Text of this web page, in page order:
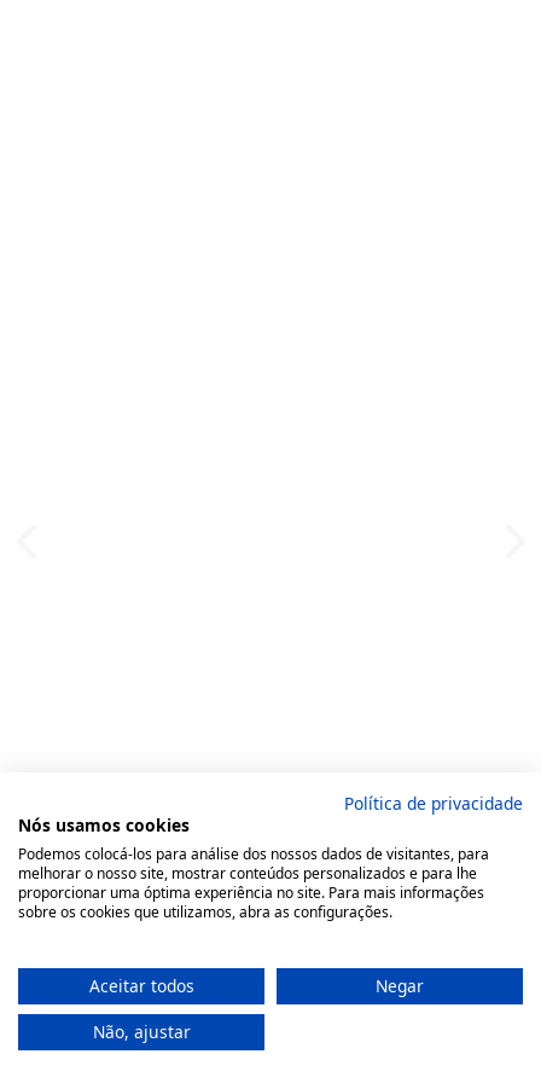
Política de privacidade
Nós usamos cookies
Podemos colocá-los para análise dos nossos dados de visitantes, para
melhorar o nosso site, mostrar conteúdos personalizados e para lhe
proporcionar uma óptima experiência no site. Para mais informações
sobre os cookies que utilizamos, abra as configurações.
Aceitar todos
Negar
Não, ajustar